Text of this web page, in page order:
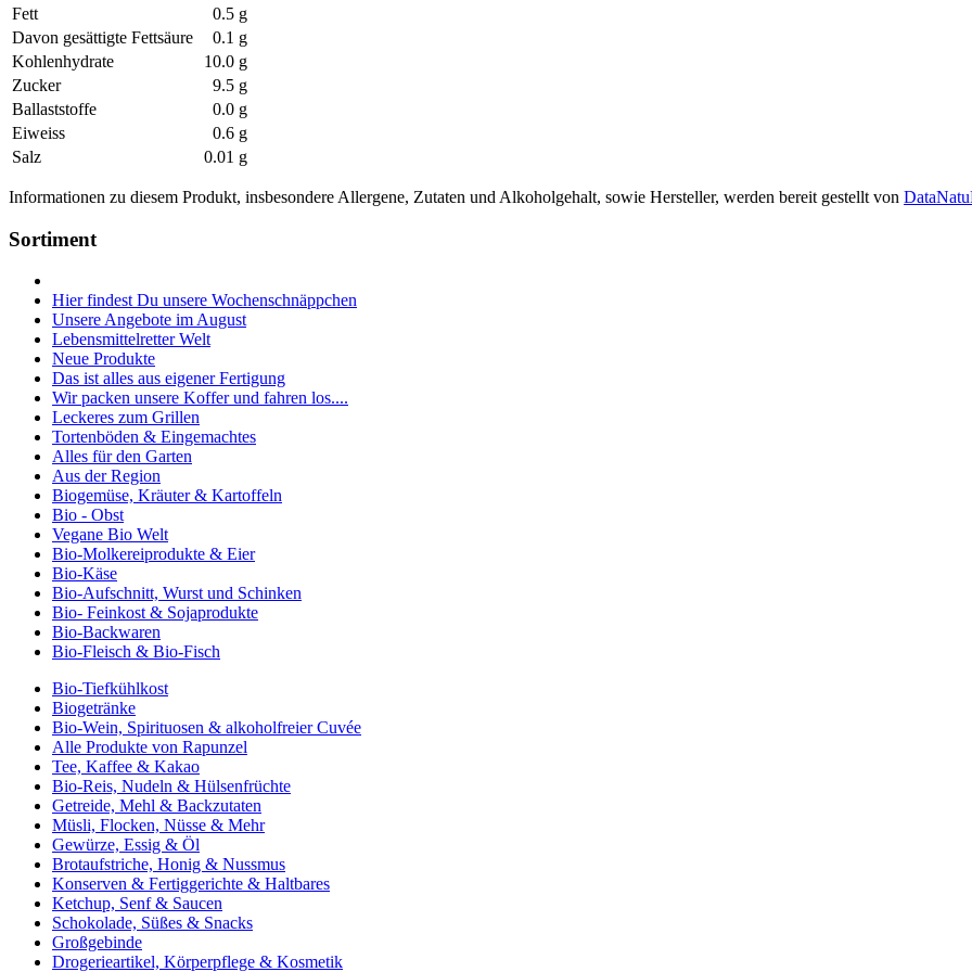
Fett
0.5 g
Davon gesättigte Fettsäure
0.1 g
Kohlenhydrate
10.0 g
Zucker
9.5 g
Ballaststoffe
0.0 g
Eiweiss
0.6 g
Salz
0.01 g
Informationen zu diesem Produkt, insbesondere Allergene, Zutaten und Alkoholgehalt, sowie Hersteller, werden bereit gestellt von
Sortiment
Hier findest Du unsere Wochenschnäppchen
Unsere Angebote im August
Lebensmittelretter Welt
Neue Produkte
Das ist alles aus eigener Fertigung
Wir packen unsere Koffer und fahren los....
Leckeres zum Grillen
Tortenböden & Eingemachtes
Alles für den Garten
Aus der Region
Biogemüse, Kräuter & Kartoffeln
Bio - Obst
Vegane Bio Welt
Bio-Molkereiprodukte & Eier
Bio-Käse
Bio-Aufschnitt, Wurst und Schinken
Bio- Feinkost & Sojaprodukte
Bio-Backwaren
Bio-Fleisch & Bio-Fisch
Bio-Tiefkühlkost
Biogetränke
Bio-Wein, Spirituosen & alkoholfreier Cuvée
Alle Produkte von Rapunzel
Tee, Kaffee & Kakao
Bio-Reis, Nudeln & Hülsenfrüchte
Getreide, Mehl & Backzutaten
Müsli, Flocken, Nüsse & Mehr
Gewürze, Essig & Öl
Brotaufstriche, Honig & Nussmus
Konserven & Fertiggerichte & Haltbares
Ketchup, Senf & Saucen
Schokolade, Süßes & Snacks
Großgebinde
Drogerieartikel, Körperpflege & Kosmetik